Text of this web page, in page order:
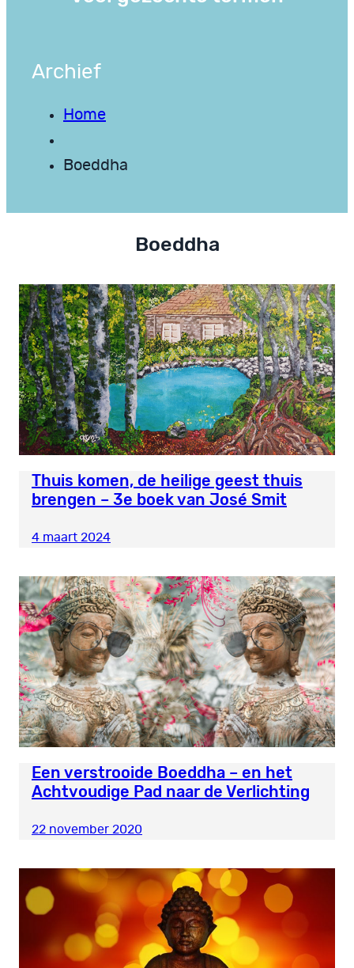
Archief
Home
Boeddha
Boeddha
Thuis komen, de heilige geest thuis
brengen – 3e boek van José Smit
4 maart 2024
Een verstrooide Boeddha – en het
Achtvoudige Pad naar de Verlichting
22 november 2020